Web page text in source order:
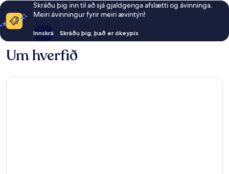
Skráðu þig inn til að sjá gjaldgenga afslætti og ávinninga.
Meiri ávinningur fyrir meiri ævintýri!
Innskrá Skráðu þig, það er ókeypis
Um hverfið